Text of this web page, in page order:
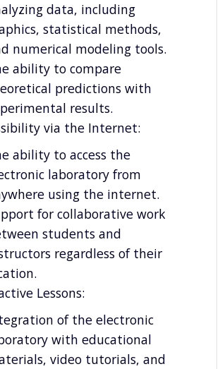
data, including
statistical methods,
numerical modeling tools.
ability to compare
predictions with
results.
via the Internet:
ability to access the
laboratory from
using the internet.
for collaborative work
students and
regardless of their
Lessons:
of the electronic
with educational
video tutorials, and